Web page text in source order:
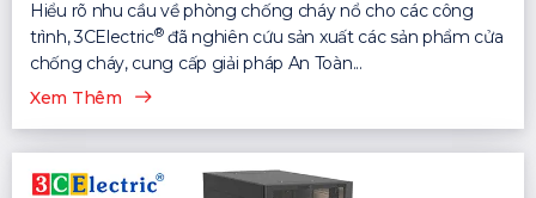
Hiểu rõ nhu cầu về phòng chống cháy nổ cho các công
trình, 3CElectric®đã nghiên cứu sản xuất các sản phẩm cửa
chống cháy, cung cấp giải pháp An Toàn...
Xem Thêm